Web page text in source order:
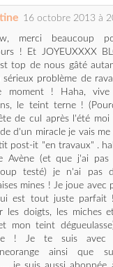
! Et JOYEUXXXX
top de nous gâté
problème de
moment ! Haha, vive
le teint terne !
de cul après l'été moi
d'un miracle je vais me
post-it "en travaux" .
Avène (et que j'ai pas
testé) je n'ai pas
mines ! Je joue avec
est tout juste parfait
les doigts, les miches
mon teint
! Je te suis avec
ainsi que
je suis aussi abonnée
nette alias
Bisous